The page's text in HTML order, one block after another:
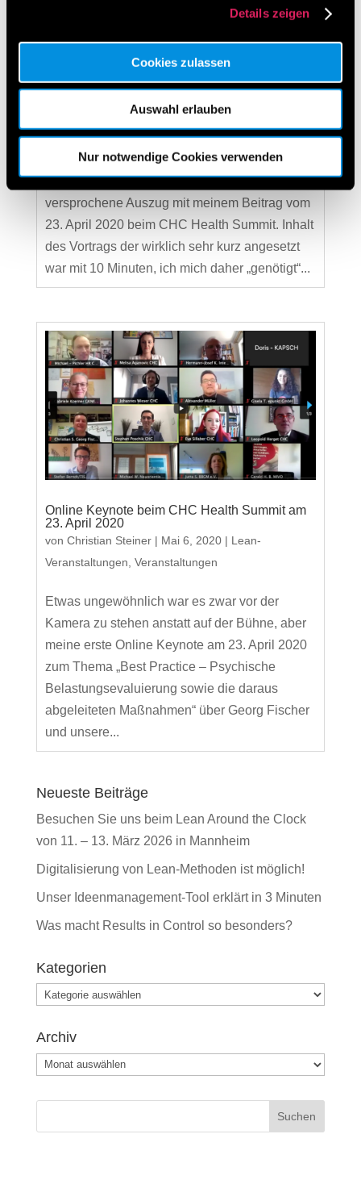
Details zeigen
Cookies zulassen
Auswahl erlauben
Nur notwendige Cookies verwenden
Video meines Beitrags beim CHC Health
Summit am 23. April 2020
Video meines Beitrags beim CHC Health
Summit am 23. April 2020 Hier nur der
versprochene Auszug mit meinem Beitrag vom
23. April 2020 beim CHC Health Summit. Inhalt
des Vortrags der wirklich sehr kurz angesetzt
war mit 10 Minuten, ich mich daher „genötigt“...
Online Keynote beim CHC Health Summit am
23. April 2020
von Christian Steiner| Mai 6, 2020| Lean-
Veranstaltungen Veranstaltungen
Etwas ungewöhnlich war es zwar vor der
Kamera zu stehen anstatt auf der Bühne, aber
meine erste Online Keynote am 23. April 2020
zum Thema „Best Practice – Psychische
Belastungsevaluierung sowie die daraus
abgeleiteten Maßnahmen“ über Georg Fischer
und unsere...
Neueste Beiträge
Besuchen Sie uns beim Lean Around the Clock
von 11. – 13. März 2026 in Mannheim
Digitalisierung von Lean-Methoden ist möglich!
Unser Ideenmanagement-Tool erklärt in 3 Minuten
Was macht Results in Control so besonders?
Kategorien
Kategorien
Archiv
Archiv